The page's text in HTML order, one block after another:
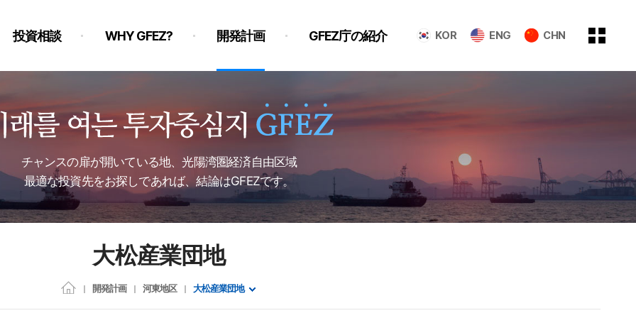
KOR ENG CHN
投資相談 WHY GFEZ? 開発計画 GFEZ庁の紹介
チャンスの扉が開いている地、光陽湾圏経済自由区域
最適な投資先をお探しであれば、結論はGFEZです。
大松産業団地
開発計画 河東地区 大松産業団地